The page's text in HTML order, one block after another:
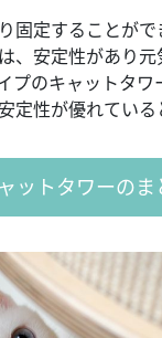
固定することが
、安定性があり
プのキャットタワ
定性が優れている
ットタワーのま